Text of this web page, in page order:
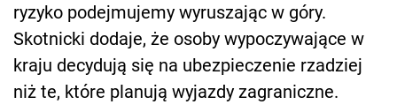
ryzyko podejmujemy wyruszając w góry.
Skotnicki dodaje, że osoby wypoczywające w
kraju decydują się na ubezpieczenie rzadziej
niż te, które planują wyjazdy zagraniczne.